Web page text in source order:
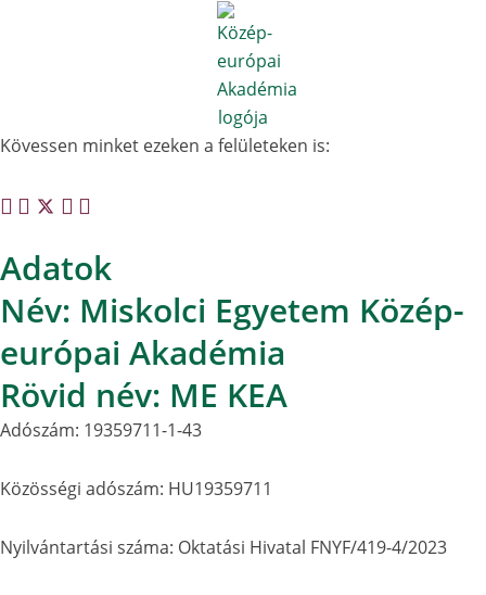
Kövessen minket ezeken a felületeken is:
Adatok
Név: Miskolci Egyetem Közép-
európai Akadémia
Rövid név: ME KEA
Adószám: 19359711-1-43
Közösségi adószám: HU19359711
Nyilvántartási száma: Oktatási Hivatal FNYF/419-4/2023